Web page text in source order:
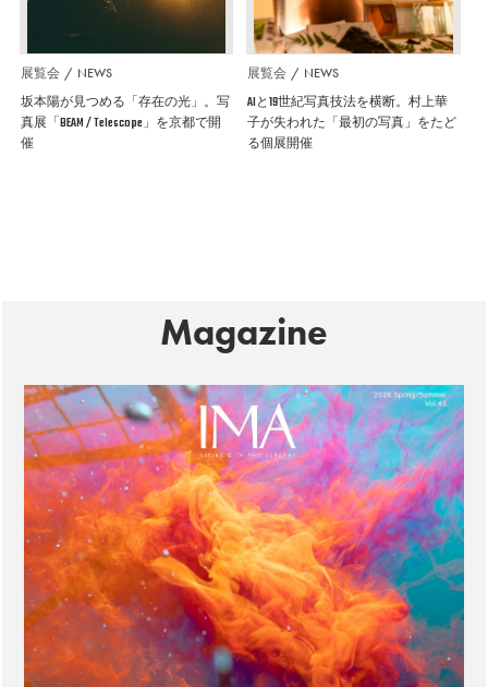
展覧会 NEWS
坂本陽が見つめる「存在の光」。写
真展「BEAM / Telescope」を京都で開
催
展覧会 NEWS
AIと19世紀写真技法を横断。村上華
子が失われた「最初の写真」をたど
る個展開催
Magazine